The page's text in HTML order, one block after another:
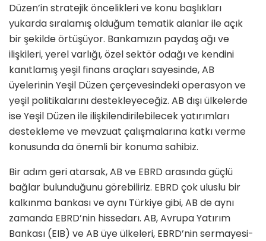
Düzen’in stratejik öncelikleri ve konu başlıkları
yukarda sıralamış olduğum tematik alanlar ile açık
bir şekilde örtüşüyor. Bankamızın paydaş ağı ve
ilişkileri, yerel varlığı, özel sektör odağı ve kendini
kanıtlamış yeşil finans araçları sayesinde, AB
üyelerinin Yeşil Düzen çerçevesindeki operasyon ve
yeşil politikala­rını destekleyeceğiz. AB dışı ülkelerde
ise Yeşil Düzen ile ilişkilendirilebile­cek yatırımları
destekleme ve mevzuat çalışmalarına katkı verme
konusunda da önemli bir konuma sahibiz.
Bir adım geri atarsak, AB ve EBRD arasında güçlü
bağlar bulunduğunu görebiliriz. EBRD çok uluslu bir
kal­kınma bankası ve aynı Türkiye gibi, AB de aynı
zamanda EBRD’nin hissedarı. AB, Avrupa Yatırım
Bankası (EIB) ve AB üye ülkeleri, EBRD’nin sermayesi­